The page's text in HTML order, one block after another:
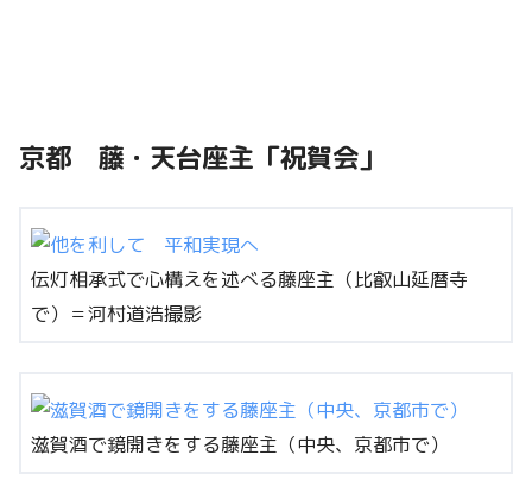
京都 藤・天台座主「祝賀会」
伝灯相承式で心構えを述べる藤座主（比叡山延暦寺
で）＝河村道浩撮影
滋賀酒で鏡開きをする藤座主（中央、京都市で）